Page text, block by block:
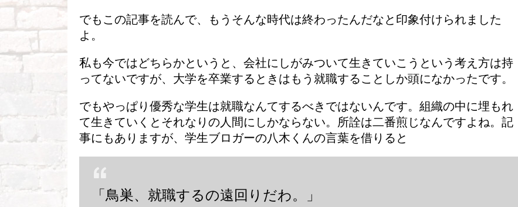
でもこの記事を読んで、もうそんな時代は終わったんだなと印象付けられました
よ。
私も今ではどちらかというと、会社にしがみついて生きていこうという考え方は持
ってないですが、大学を卒業するときはもう就職することしか頭になかったです。
でもやっぱり優秀な学生は就職なんてするべきではないんです。組織の中に埋もれ
て生きていくとそれなりの人間にしかならない。所詮は二番煎じなんですよね。記
事にもありますが、学生ブロガーの八木くんの言葉を借りると
「鳥巣、就職するの遠回りだわ。」